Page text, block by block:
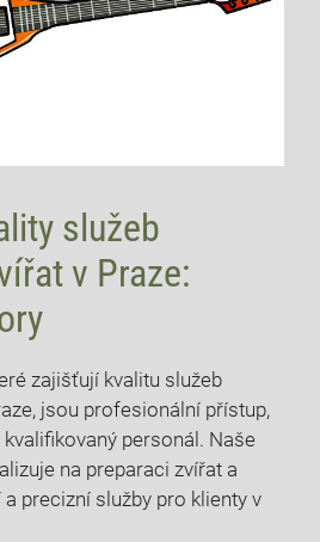
služeb‌
v⁢ Praze:
zajišťují kvalitu⁣ služeb⁤
jsou profesionální ‌přístup,
​personál.‌ Naše⁤
na preparaci zvířat a
precizní⁤ služby pro ‌klienty ​v